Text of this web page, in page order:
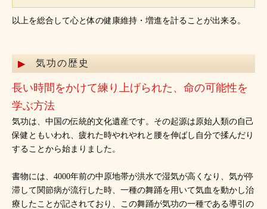
以上を総合して心と体の健康維持・増進を計ることが出来る。
気功の歴史
長い時間をかけて練り上げられた、命の可能性を
学ぶ方法
気功は、中国の伝統的文化遺産です。その起源は原始人類の自己
保健ともいわれ、疲れた時やれやれと腰を伸ばし自分で揉んだり
することから始まりました。
書物には、4000年前の中原地帯が洪水で湿気が高くなり、気が停
滞して関節病が流行した時、一種の舞踊を用いて気血を動かし治
療したことが記されており、この舞踊が気功の一種である導引の